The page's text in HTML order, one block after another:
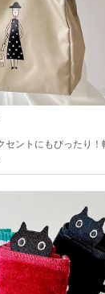
セントにもぴったり